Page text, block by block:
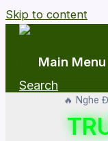
Skip to content
Main Menu
Search
🔥 Nghe